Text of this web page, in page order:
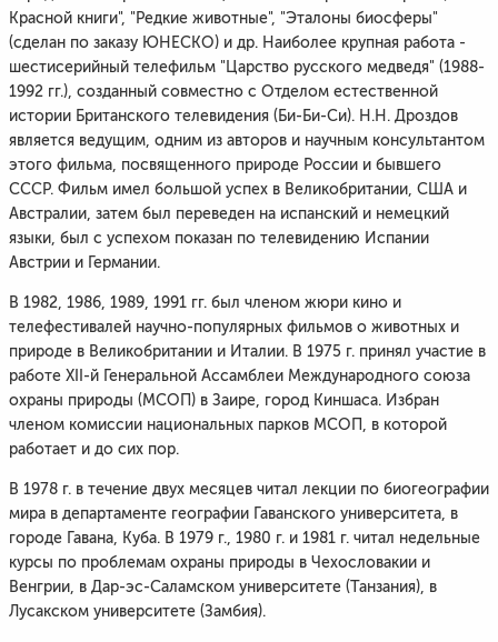
Красной книги", "Редкие животные", "Эталоны биосферы"
(сделан по заказу ЮНЕСКО) и др. Наиболее крупная работа -
шестисерийный телефильм "Царство русского медведя" (1988-
1992 гг.), созданный совместно с Отделом естественной
истории Британского телевидения (Би-Би-Си). Н.Н. Дроздов
является ведущим, одним из авторов и научным консультантом
этого фильма, посвященного природе России и бывшего
СССР. Фильм имел большой успех в Великобритании, США и
Австралии, затем был переведен на испанский и немецкий
языки, был с успехом показан по телевидению Испании
Австрии и Германии.
В 1982, 1986, 1989, 1991 гг. был членом жюри кино и
телефестивалей научно-популярных фильмов о животных и
природе в Великобритании и Италии. В 1975 г. принял участие в
работе ХII-й Генеральной Ассамблеи Международного союза
охраны природы (МСОП) в Заире, город Киншаса. Избран
членом комиссии национальных парков МСОП, в которой
работает и до сих пор.
В 1978 г. в течение двух месяцев читал лекции по биогеографии
мира в департаменте географии Гаванского университета, в
городе Гавана, Куба. В 1979 г., 1980 г. и 1981 г. читал недельные
курсы по проблемам охраны природы в Чехословакии и
Венгрии, в Дар-эс-Саламском университете (Танзания), в
Лусакском университете (Замбия).